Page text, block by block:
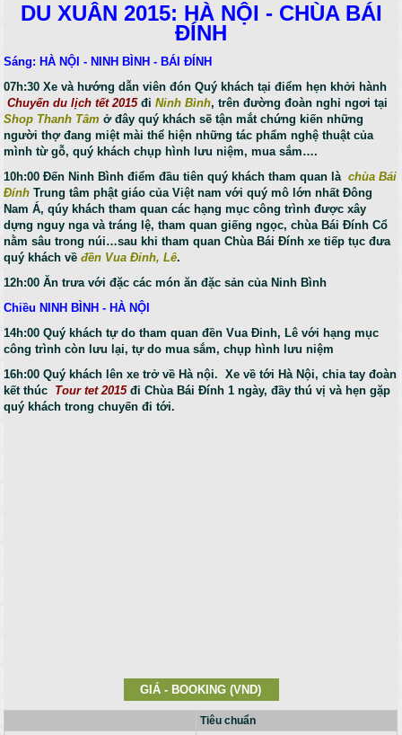
DU XUÂN 2015: HÀ NỘI - CHÙA BÁI
ĐÍNH
Sáng: HÀ NỘI - NINH BÌNH - BÁI ĐÍNH
07h:30Xe và hướng dẫn viên đón Quý khách tại điểm hẹn khởi hành
Chuyến du lịch tết 2015đi Ninh Bình, trên đường đoàn nghỉ ngơi tại
Shop Thanh Tâm ở đây quý khách sẽ tận mắt chứng kiến những
người thợ đang miệt mài thể hiện những tác phẩm nghệ thuật của
mình từ gỗ, quý khách chụp hình lưu niệm, mua sắm….
10h:00 Đến Ninh Bình điểm đầu tiên quý khách tham quan làchùa Bái
Đính Trung tâm phật giáo của Việt nam với quý mô lớn nhất Đông
Nam Á, qúy khách tham quan các hạng mục công trình được xây
dựng nguy nga và tráng lệ, tham quan giếng ngọc, chùa Bái Đính Cổ
nằm sâu trong núi…sau khi tham quan Chùa Bái Đính xe tiếp tục đưa
quý khách vềđền Vua Đinh, Lê.
12h:00 Ăn trưa với đặc các món ăn đặc sản của Ninh Bình
Chiều NINH BÌNH - HÀ NỘI
14h:00 Quý khách tự do tham quan đền Vua Đinh, Lê với hạng mục
công trình còn lưu lại, tự do mua sắm, chụp hình lưu niệm
16h:00 Quý khách lên xe trở về Hà nội.Xe về tới Hà Nội, chia tay đoàn
kết thúc Tour tet 2015đi Chùa Bái Đính 1 ngày, đầy thú vị và hẹn gặp
quý khách trong chuyến đi tới.
GIÁ - BOOKING (VND)
Tiêu chuẩn